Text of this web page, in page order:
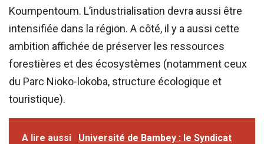
Koumpentoum. L’industrialisation devra aussi être
intensifiée dans la région. A côté, il y a aussi cette
ambition affichée de préserver les ressources
forestières et des écosystèmes (notamment ceux
du Parc Nioko-lokoba, structure écologique et
touristique).
A lire aussi
Université de Bambey : le Syndicat